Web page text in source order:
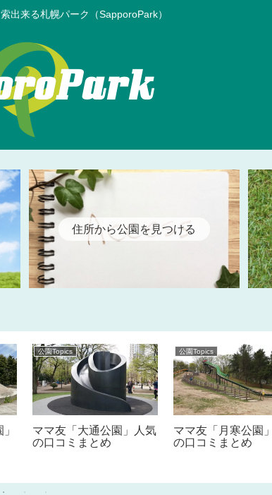
出来る札幌パーク（SapporoPark）
住所から公園を見つける
公園Topics
ママ友「大通公園」人気
の口コミまとめ
公園Topics
ママ友「月寒公園
の口コミまとめ